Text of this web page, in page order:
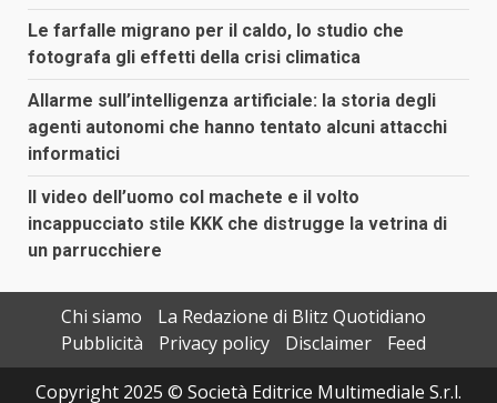
Le farfalle migrano per il caldo, lo studio che
fotografa gli effetti della crisi climatica
Allarme sull’intelligenza artificiale: la storia degli
agenti autonomi che hanno tentato alcuni attacchi
informatici
Il video dell’uomo col machete e il volto
incappucciato stile KKK che distrugge la vetrina di
un parrucchiere
Chi siamo
La Redazione di Blitz Quotidiano
Pubblicità
Privacy policy Disclaimer
Feed
Copyright 2025 © Società Editrice Multimediale S.r.l.